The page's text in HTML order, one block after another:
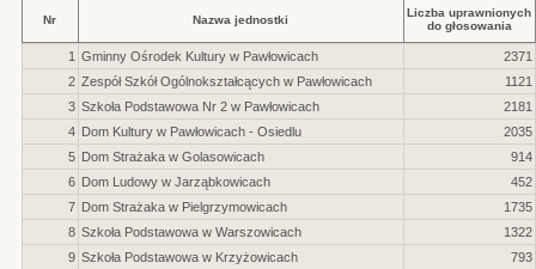
Nr Nazwa jednostki
Liczba uprawnionych
do głosowania
1 Gminny Ośrodek Kultury w Pawłowicach
2371
2 Zespół Szkół Ogólnokształcących w Pawłowicach
1121
3 Szkoła Podstawowa Nr 2 w Pawłowicach
2181
4 Dom Kultury w Pawłowicach - Osiedlu
2035
5 Dom Strażaka w Golasowicach
914
6 Dom Ludowy w Jarząbkowicach
452
7 Dom Strażaka w Pielgrzymowicach
1735
8 Szkoła Podstawowa w Warszowicach
1322
9 Szkoła Podstawowa w Krzyżowicach
793